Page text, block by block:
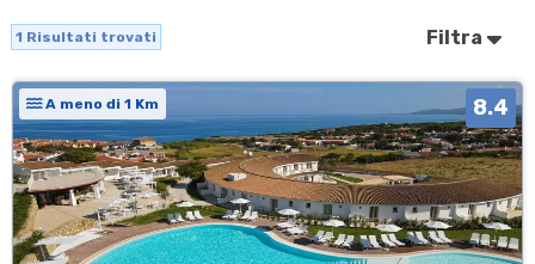
1 Risultati trovati Filtra
A meno di 1 Km 8.4